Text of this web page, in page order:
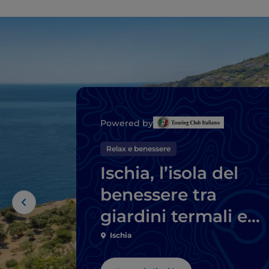
Powered by
Relax e benessere
Ischia, l’isola del
benessere tra
giardini termali e
sorgenti naturali
Ischia